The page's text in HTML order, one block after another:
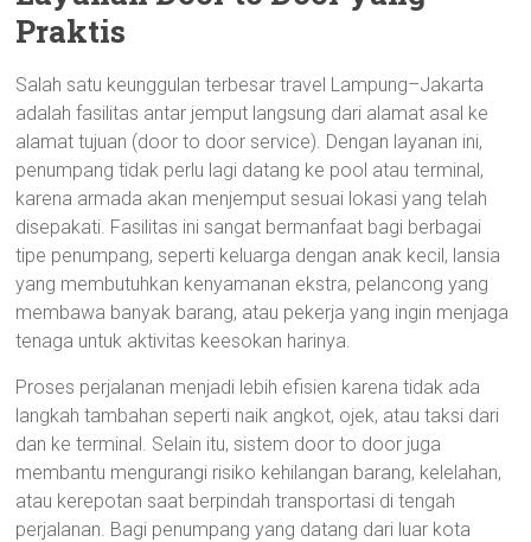
Praktis
Salah satu keunggulan terbesar travel Lampung–Jakarta
adalah fasilitas antar jemput langsung dari alamat asal ke
alamat tujuan (door to door service). Dengan layanan ini,
penumpang tidak perlu lagi datang ke pool atau terminal,
karena armada akan menjemput sesuai lokasi yang telah
disepakati. Fasilitas ini sangat bermanfaat bagi berbagai
tipe penumpang, seperti keluarga dengan anak kecil, lansia
yang membutuhkan kenyamanan ekstra, pelancong yang
membawa banyak barang, atau pekerja yang ingin menjaga
tenaga untuk aktivitas keesokan harinya.
Proses perjalanan menjadi lebih efisien karena tidak ada
langkah tambahan seperti naik angkot, ojek, atau taksi dari
dan ke terminal. Selain itu, sistem door to door juga
membantu mengurangi risiko kehilangan barang, kelelahan,
atau kerepotan saat berpindah transportasi di tengah
perjalanan. Bagi penumpang yang datang dari luar kota